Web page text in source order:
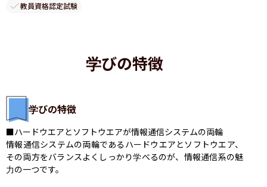
教員資格認定試験
学びの特徴
学びの特徴
■ハードウエアとソフトウエアが情報通信システムの両輪
情報通信システムの両輪であるハードウエアとソフトウエア、
その両方をバランスよくしっかり学べるのが、情報通信系の魅
力の一つです。